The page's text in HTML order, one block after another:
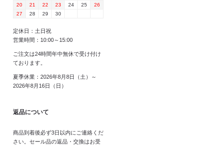
20
21 22 23 24 25
26
27
28 29 30
定休日：土日祝
営業時間：10:00～15:00
ご注文は24時間年中無休で受け付け
ております。
夏季休業：2026年8月8日（土）～
2026年8月16日（日）
返品について
商品到着後必ず3日以内にご連絡くだ
さい。セール品の返品・交換はお受